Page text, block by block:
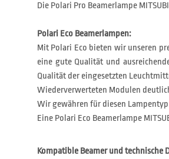
Die Polari Pro Beamerlampe
Polari Eco Beamerlampen:
Mit Polari Eco bieten wir unseren
eine gute Qualität und
Qualität der eingesetzten
Wiederverwerteten Modulen
Wir gewähren für diesen
Eine Polari Eco Beamerlampe
Kompatible Beamer und technische